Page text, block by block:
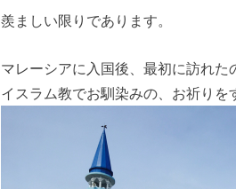
羨ましい限りであります。
マレーシアに入国後、最初に訪れた
イスラム教でお馴染みの、お祈りを